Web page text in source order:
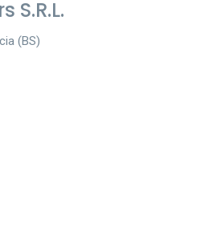
S.R.L.
(BS)